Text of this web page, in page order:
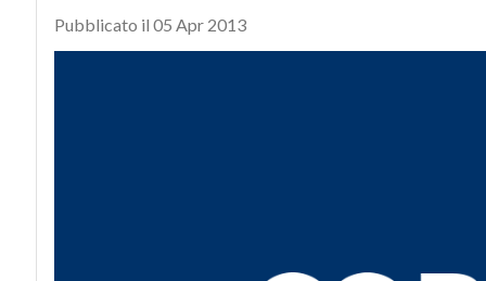
Pubblicato il 05 Apr 2013